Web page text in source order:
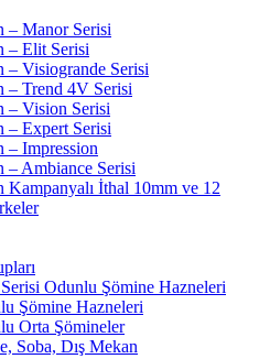
– Manor Serisi
– Elit Serisi
– Visiogrande Serisi
– Trend 4V Serisi
– Vision Serisi
– Expert Serisi
– Impression
– Ambiance Serisi
Kampanyalı İthal 10mm ve 12
Odunlu Şömine Hazneleri
Şömine Hazneleri
Orta Şömineler
Soba, Dış Mekan